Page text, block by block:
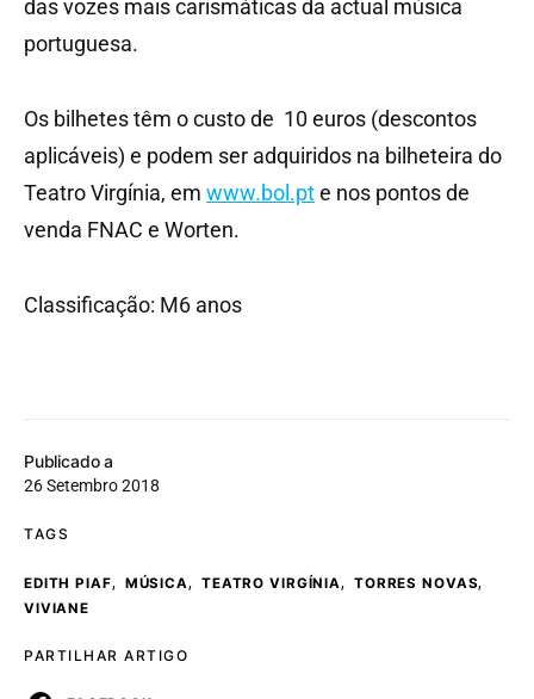
Publicado a
26 Setembro 2018
TAGS
EDITH PIAF, MÚSICA, TEATRO VIRGÍNIA, TORRES NOVAS,
VIVIANE
PARTILHAR ARTIGO
das vozes mais carismáticas da actual música
portuguesa.
Os bilhetes têm o custo de 10 euros (descontos
aplicáveis) e podem ser adquiridos na bilheteira do
Teatro Virgínia, em www.bol.pte nos pontos de
venda FNAC e Worten.
Classificação: M6 anos